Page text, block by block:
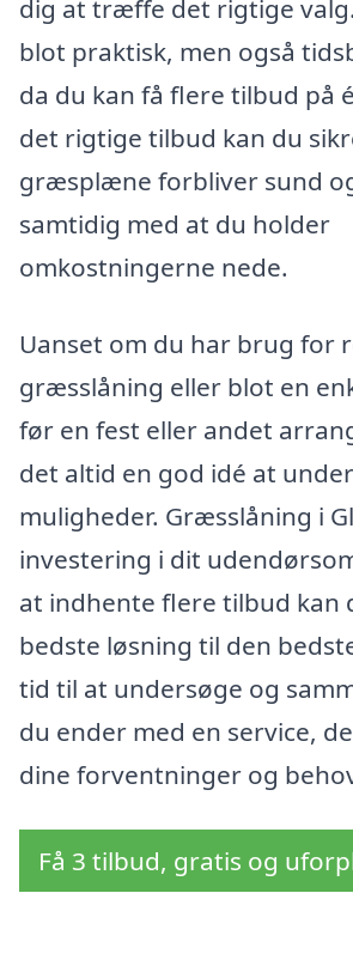
dig at træffe det rigtige
blot praktisk, men også
da du kan få flere tilbud på
det rigtige tilbud kan du
græsplæne forbliver sund
samtidig med at du holder
omkostningerne nede.
Uanset om du har brug for
græsslåning eller blot en
før en fest eller andet
det altid en god idé at
muligheder. Græsslåning i
investering i dit
at indhente flere tilbud kan
bedste løsning til den
tid til at undersøge og
du ender med en service,
dine forventninger og
Få 3 tilbud, gratis og